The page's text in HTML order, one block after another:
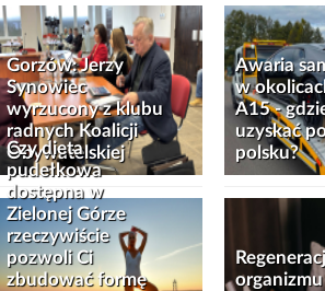
Gorzów: Jerzy
Synowiec
wyrzucony z klubu
radnych Koalicji
Obywatelskiej
Awaria
w
A15 -
uzyskać
polsku?
Czy dieta
pudełkowa
dostępna w
Zielonej Górze
rzeczywiście
pozwoli Ci
zbudować formę
organizmu